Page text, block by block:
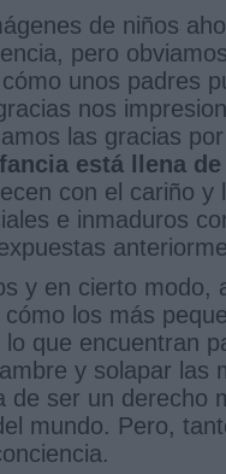
de niños
pero
unos padres
nos
las gracias
está llena
con el cariño y
e inmaduros
y en cierto modo,
cómo los más
que encuentran
y solapar las
de ser un derecho
mundo. Pero,